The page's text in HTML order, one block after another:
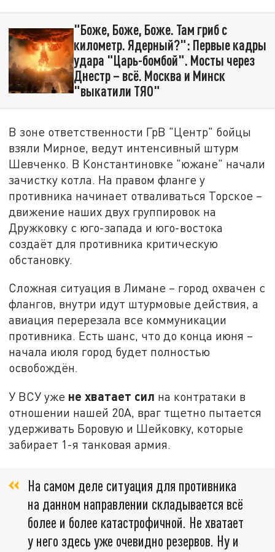
"Боже, Боже, Боже. Там гриб с
километр. Ядерный?": Первые кадры
удара "Царь-бомбой". Мосты через
Днестр – всё. Москва и Минск
"выкатили ТЯО"
В зоне ответственности ГрВ "Центр" бойцы
взяли Мирное, ведут интенсивный штурм
Шевченко. В Константиновке "южане" начали
зачистку котла. На правом фланге у
противника начинает отваливаться Торское –
движение наших двух группировок на
Дружковку с юго-запада и юго-востока
создаёт для противника критическую
обстановку.
Сложная ситуация в Лимане – город охвачен с
флангов, внутри идут штурмовые действия, а
авиация перерезала все коммуникации
противника. Есть шанс, что до конца июня –
начала июля город будет полностью
освобождён.
У ВСУ уже не хватает сил на контратаки в
отношении нашей 20А, враг тщетно пытается
удерживать Боровую и Шейковку, которые
забирает 1-я танковая армия.
На самом деле ситуация для противника
на данном направлении складывается всё
более и более катастрофичной. Не хватает
у него здесь уже очевидно резервов. Ну и